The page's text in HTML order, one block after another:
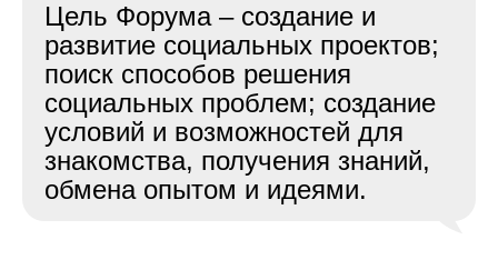
Цель Форума – создание и
развитие социальных проектов;
поиск способов решения
социальных проблем; создание
условий и возможностей для
знакомства, получения знаний,
обмена опытом и идеями.